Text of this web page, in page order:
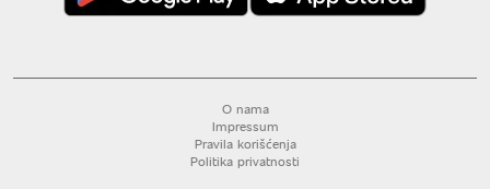
O nama
Impressum
Pravila korišćenja
Politika privatnosti